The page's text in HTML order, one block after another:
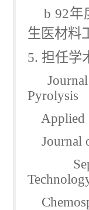
b 92年
生医材料
5. 担任学
Journal
Pyrolysis
Applied
Journal